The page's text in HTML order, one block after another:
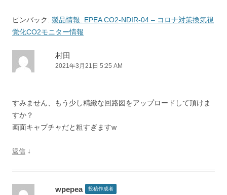
ン
ピンバック: 製品情報: EPEA CO2-NDIR-04 – コロナ対策換気視
覚化CO2モニター情報
村田
2021年3月21日 5:25 AM
すみません、もう少し精緻な回路図をアップロードして頂けま
すか？
画面キャプチャだと粗すぎますw
返信 ↓
wpepea 投稿作成者